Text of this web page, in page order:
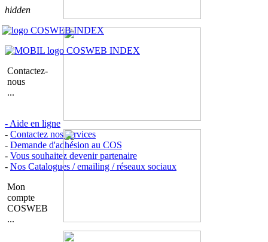
hidden
Contactez-
nous
...
- Aide en ligne
- Contactez nos services
- Demande d'adhésion au COS
- Vous souhaitez devenir partenaire
- Nos Catalogues / emailing / réseaux sociaux
Mon
compte
COSWEB
...